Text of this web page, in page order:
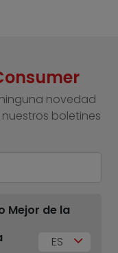
novedad
nuestros boletines
Mejor de la
ES